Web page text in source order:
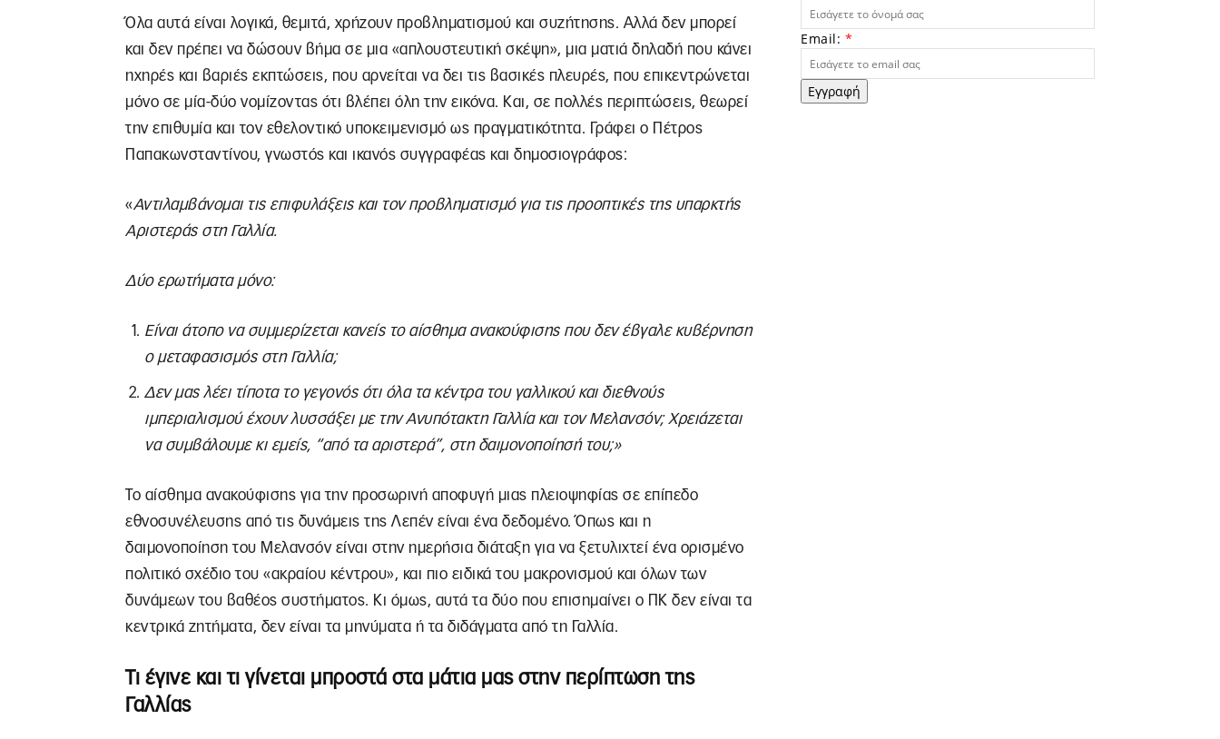
Όλα αυτά είναι λογικά, θεμιτά, χρήζουν προβληματισμού και συζήτησης. Αλλά δεν μπορεί
και δεν πρέπει να δώσουν βήμα σε μια «απλουστευτική σκέψη», μια ματιά δηλαδή που κάνει
ηχηρές και βαριές εκπτώσεις, που αρνείται να δει τις βασικές πλευρές, που επικεντρώνεται
μόνο σε μία-δύο νομίζοντας ότι βλέπει όλη την εικόνα. Και, σε πολλές περιπτώσεις, θεωρεί
την επιθυμία και τον εθελοντικό υποκειμενισμό ως πραγματικότητα. Γράφει ο Πέτρος
Παπακωνσταντίνου, γνωστός και ικανός συγγραφέας και δημοσιογράφος:
«Αντιλαμβάνομαι τις επιφυλάξεις και τον προβληματισμό για τις προοπτικές της υπαρκτής
Αριστεράς στη Γαλλία.
Δύο ερωτήματα μόνο:
Είναι άτοπο να συμμερίζεται κανείς το αίσθημα ανακούφισης που δεν έβγαλε κυβέρνηση
ο μεταφασισμός στη Γαλλία;
Δεν μας λέει τίποτα το γεγονός ότι όλα τα κέντρα του γαλλικού και διεθνούς
ιμπεριαλισμού έχουν λυσσάξει με την Ανυπότακτη Γαλλία και τον Μελανσόν; Χρειάζεται
να συμβάλουμε κι εμείς, “από τα αριστερά”, στη δαιμονοποίησή του;»
Το αίσθημα ανακούφισης για την προσωρινή αποφυγή μιας πλειοψηφίας σε επίπεδο
εθνοσυνέλευσης από τις δυνάμεις της Λεπέν είναι ένα δεδομένο. Όπως και η
δαιμονοποίηση του Μελανσόν είναι στην ημερήσια διάταξη για να ξετυλιχτεί ένα ορισμένο
πολιτικό σχέδιο του «ακραίου κέντρου», και πιο ειδικά του μακρονισμού και όλων των
δυνάμεων του βαθέος συστήματος. Κι όμως, αυτά τα δύο που επισημαίνει ο ΠΚ δεν είναι τα
κεντρικά ζητήματα, δεν είναι τα μηνύματα ή τα διδάγματα από τη Γαλλία.
Τι έγινε και τι γίνεται μπροστά στα μάτια μας στην περίπτωση της
Γαλλίας
Email: *
Εγγραφή